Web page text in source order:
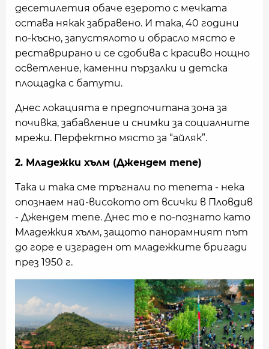
десетилетия обаче езерото с мечката
остава някак забравено. И така, 40 години
по-късно, запустялото и обрасло място е
реставрирано и се сдобива с красиво нощно
осветление, каменни пързалки и детска
площадка с батути.
Днес локацията е предпочитана зона за
почивка, забавление и снимки за социалните
мрежи. Перфектно място за “айляк”.
2. Младежки хълм (Джендем тепе)
Така и така сме тръгнали по тепета - нека
опознаем най-високото от всички в Пловдив
- Джендем тепе. Днес то е по-познато като
Младежкия хълм, защото панорамният път
до горе е изграден от младежките бригади
през 1950 г.